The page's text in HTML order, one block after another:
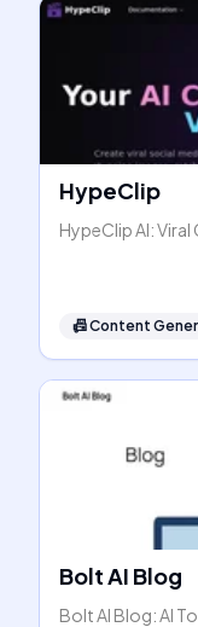
HypeClip
HypeClip AI:
📠Content
Bolt AI Blog
Bolt AI Blog: AI